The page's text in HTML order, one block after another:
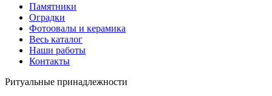
Памятники
Оградки
Фотоовалы и керамика
Весь каталог
Наши работы
Контакты
Ритуальные принадлежности